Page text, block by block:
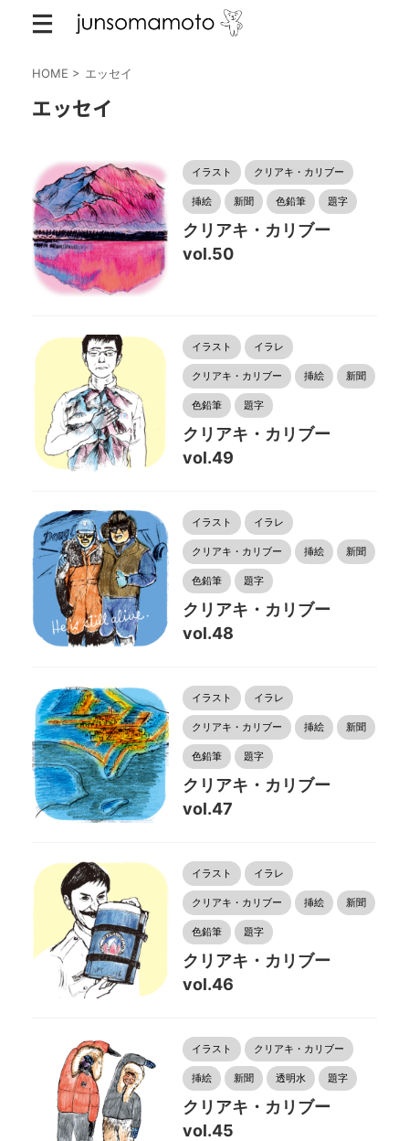
HOME > エッセイ
エッセイ
イラスト クリアキ・カリブー
挿絵 新聞 色鉛筆 題字
クリアキ・カリブー
vol.50
イラスト イラレ
クリアキ・カリブー 挿絵 新聞
色鉛筆 題字
クリアキ・カリブー
vol.49
イラスト イラレ
クリアキ・カリブー 挿絵 新聞
色鉛筆 題字
クリアキ・カリブー
vol.48
イラスト イラレ
クリアキ・カリブー 挿絵 新聞
色鉛筆 題字
クリアキ・カリブー
vol.47
イラスト イラレ
クリアキ・カリブー 挿絵 新聞
色鉛筆 題字
クリアキ・カリブー
vol.46
イラスト クリアキ・カリブー
挿絵 新聞 透明水 題字
クリアキ・カリブー
vol.45